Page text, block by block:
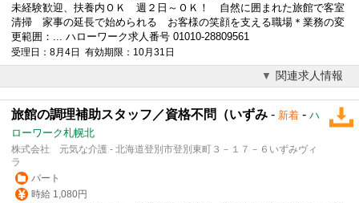
未経験歓迎、扶養内ＯＫ 週２日～ＯＫ！ 自然に囲まれた旅館で客室
清掃 家事の延長で始められる お客様の笑顔を支える職場＊業務の変
更範囲：... ハローワーク求人番号 01010-28809561
受理日：8月4日 有効期限：10月31日
関連求人情報
旅館の調理補助スタッフ／資格不問（いずみ - 新着 - ハ
ローワーク札幌北
株式会社 元気な介護 - 北海道登別市登別東町３－１７－６いずみヴィ
ラ
パート
時給 1,080円